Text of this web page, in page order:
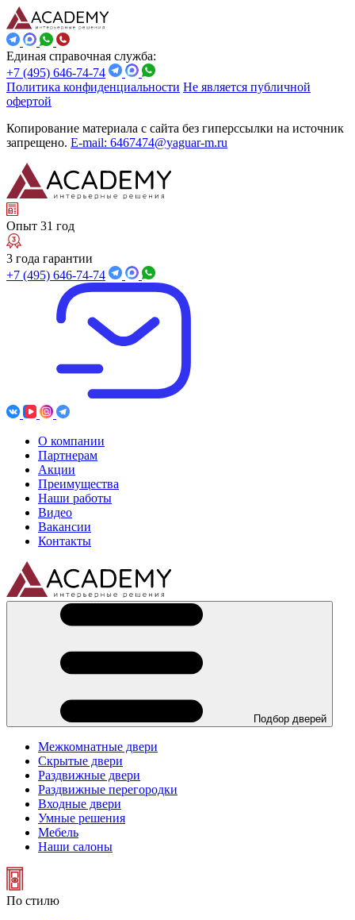
Единая справочная служба:
+7 (495) 646-74-74
Политика конфиденциальности Не является публичной
офертой
Копирование материала с сайта без гиперссылки на источник
запрещено. E-mail: 6467474@yaguar-m.ru
Опыт 31 год
3 года гарантии
+7 (495) 646-74-74
О компании
Партнерам
Акции
Преимущества
Наши работы
Видео
Вакансии
Контакты
Подбор дверей
Межкомнатные двери
Скрытые двери
Раздвижные двери
Раздвижные перегородки
Входные двери
Умные решения
Мебель
Наши салоны
По стилю